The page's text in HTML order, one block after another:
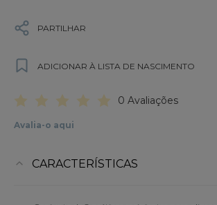
PARTILHAR
ADICIONAR À LISTA DE NASCIMENTO
0 Avaliações
Avalia-o aqui
CARACTERÍSTICAS